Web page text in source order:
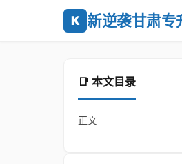
K 新逆袭甘肃专
📑 本文目录
正文